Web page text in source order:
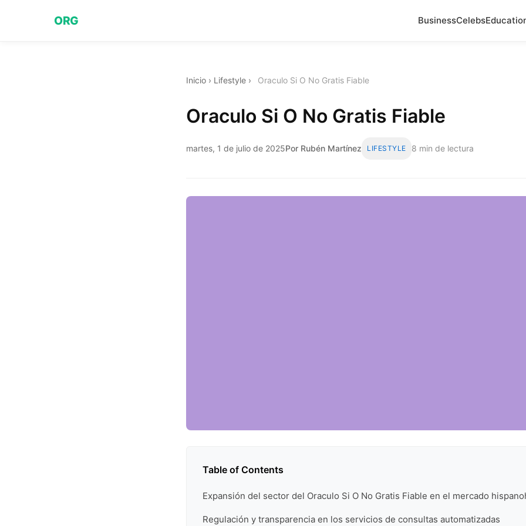
ORG BusinessCelebs
Inicio › Lifestyle › Oraculo Si O No Gratis Fiable
Oraculo Si O No Gratis Fiable
martes, 1 de julio de 2025Por Rubén Martínez LIFESTYLE 8 min de lectura
Table of Contents
Expansión del sector del Oraculo Si O No Gratis Fiable en el mercado
Regulación y transparencia en los servicios de consultas automatizadas